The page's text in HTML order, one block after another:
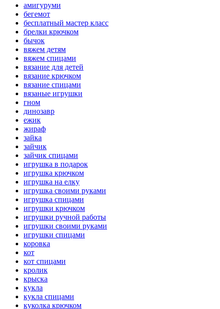
амигуруми
бегемот
бесплатный мастер класс
брелки крючком
бычок
вяжем детям
вяжем спицами
вязание для детей
вязание крючком
вязание спицами
вязаные игрушки
гном
динозавр
ежик
жираф
зайка
зайчик
зайчик спицами
игрушка в подарок
игрушка крючком
игрушка на елку
игрушка своими руками
игрушка спицами
игрушки крючком
игрушки ручной работы
игрушки своими руками
игрушки спицами
коровка
кот
кот спицами
кролик
крыска
кукла
кукла спицами
куколка крючком